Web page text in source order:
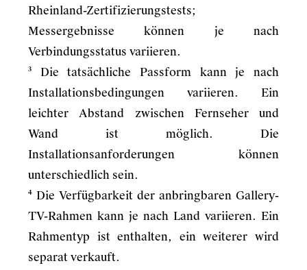
Rheinland-Zertifizierungstests;
Messergebnisse können je nach
Verbindungsstatus variieren.
³ Die tatsächliche Passform kann je nach
Installationsbedingungen variieren. Ein
leichter Abstand zwischen Fernseher und
Wand ist möglich. Die
Installationsanforderungen können
unterschiedlich sein.
⁴ Die Verfügbarkeit der anbringbaren Gallery-
TV-Rahmen kann je nach Land variieren. Ein
Rahmentyp ist enthalten, ein weiterer wird
separat verkauft.